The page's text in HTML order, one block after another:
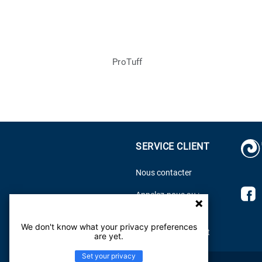
ProTuff
SERVICE CLIENT
Nous contacter
Appelez-nous au :
Centre d'aide Tarkett
We don't know what your privacy preferences
are yet.
Set your privacy